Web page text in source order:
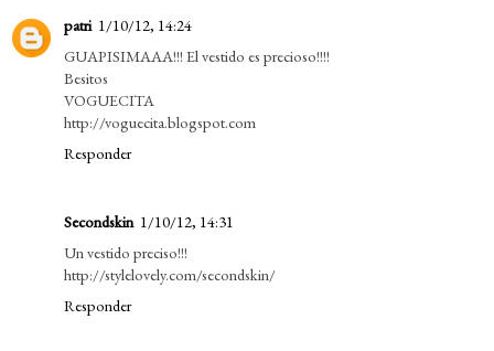
patri 1/10/12, 14:24
GUAPISIMAAA!!! El vestido es precioso!!!!
Besitos
VOGUECITA
http://voguecita.blogspot.com
Responder
Secondskin 1/10/12, 14:31
Un vestido preciso!!!
http://stylelovely.com/secondskin/
Responder